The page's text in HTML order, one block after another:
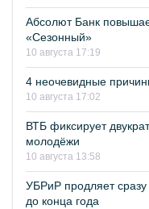
Абсолют Банк
«Сезонный»
10 августа 17:19
4 неочевидные
10 августа 17:02
ВТБ фиксирует
молодёжи
10 августа 13:58
УБРиР продляет
до конца года